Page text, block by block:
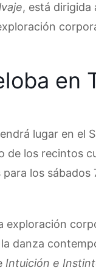
, está dirigida
en
lugar en el
de los recintos
los sábados
exploración
danza
Intuición e